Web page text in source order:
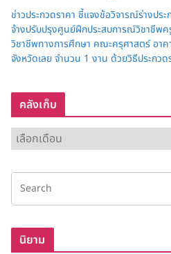
ข่าวประกวดราคา ชี้แจงข้อวิจารณ์ร่างประ
จ้างปรับปรุงศูนย์ฝึกประสบการณ์วิชาชีพค
วิชาชีพทางการศึกษา คณะครุศาสตร์ อาค
จังหวัดเลย จำนวน 1 งาน ด้วยวิธีประก
คลังเก็บ
ลั
ง
ก็
นิยาม